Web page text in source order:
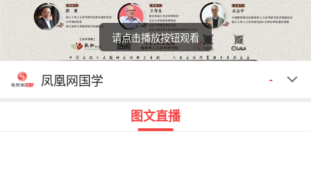
请点击播放按钮观看
回顾 00:00
凤凰网国学 -
图文直播